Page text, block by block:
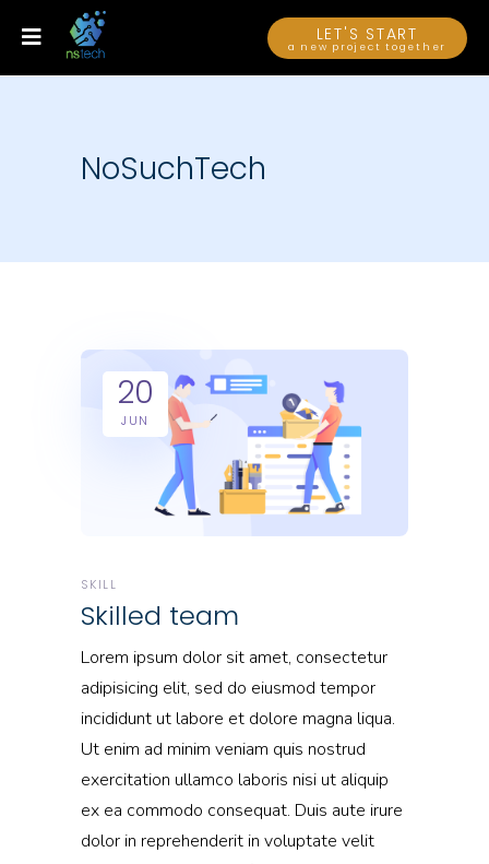
LET'S START
a new project together
NoSuchTech
20
JUN
SKILL
Skilled team
Lorem ipsum dolor sit amet, consectetur
adipisicing elit, sed do eiusmod tempor
incididunt ut labore et dolore magna liqua.
Ut enim ad minim veniam quis nostrud
exercitation ullamco laboris nisi ut aliquip
ex ea commodo consequat. Duis aute irure
dolor in reprehenderit in voluptate velit